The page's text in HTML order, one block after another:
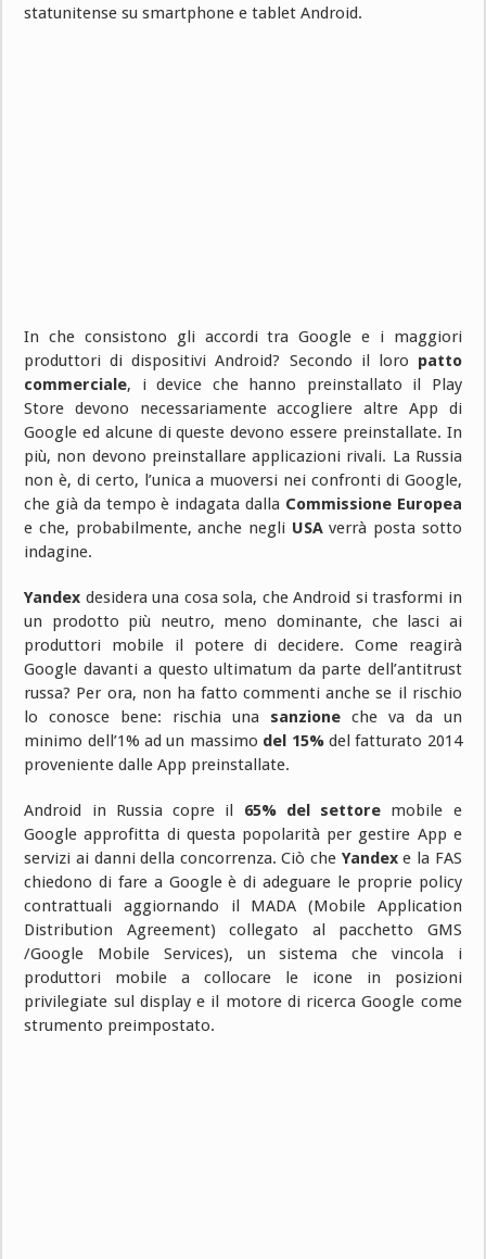
statunitense su smartphone e tablet Android.
In che consistono gli accordi tra Google e i maggiori
produttori di dispositivi Android? Secondo il loro patto
commerciale, i device che hanno preinstallato il Play
Store devono necessariamente accogliere altre App di
Google ed alcune di queste devono essere preinstallate. In
più, non devono preinstallare applicazioni rivali. La Russia
non è, di certo, l’unica a muoversi nei confronti di Google,
che già da tempo è indagata dalla Commissione Europea
e che, probabilmente, anche negli USAverrà posta sotto
indagine.
Yandex desidera una cosa sola, che Android si trasformi in
un prodotto più neutro, meno dominante, che lasci ai
produttori mobile il potere di decidere. Come reagirà
Google davanti a questo ultimatum da parte dell’antitrust
russa? Per ora, non ha fatto commenti anche se il rischio
lo conosce bene: rischia una sanzioneche va da un
minimo dell’1% ad un massimo del 15%del fatturato 2014
proveniente dalle App preinstallate.
Android in Russia copre il 65% del settore mobile e
Google approfitta di questa popolarità per gestire App e
servizi ai danni della concorrenza. Ciò che Yandexe la FAS
chiedono di fare a Google è di adeguare le proprie policy
contrattuali aggiornando il MADA (Mobile Application
Distribution Agreement) collegato al pacchetto GMS
/Google Mobile Services), un sistema che vincola i
produttori mobile a collocare le icone in posizioni
privilegiate sul display e il motore di ricerca Google come
strumento preimpostato.